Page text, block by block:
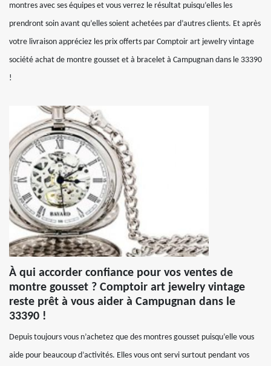
montres avec ses équipes et vous verrez le résultat puisqu’elles les
prendront soin avant qu’elles soient achetées par d’autres clients. Et après
votre livraison appréciez les prix offerts par Comptoir art jewelry vintage
société achat de montre gousset et à bracelet à Campugnan dans le 33390
!
À qui accorder confiance pour vos ventes de
montre gousset ? Comptoir art jewelry vintage
reste prêt à vous aider à Campugnan dans le
33390 !
Depuis toujours vous n’achetez que des montres gousset puisqu’elle vous
aide pour beaucoup d’activités. Elles vous ont servi surtout pendant vos